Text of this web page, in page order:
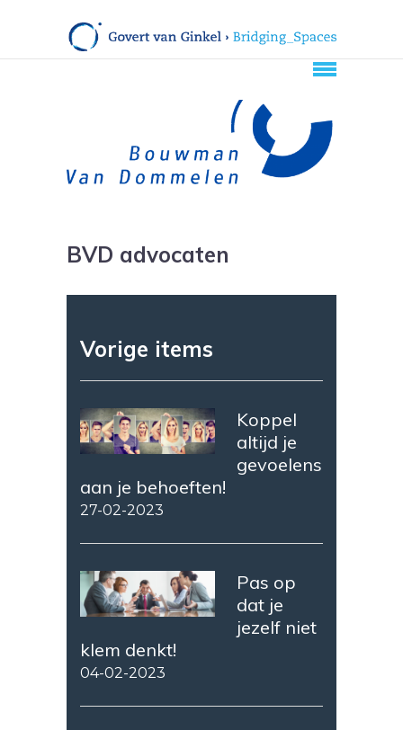
BVD advocaten
Vorige items
Koppel
altijd je
gevoelens
aan je behoeften!
27-02-2023
Pas op
dat je
jezelf niet
klem denkt!
04-02-2023